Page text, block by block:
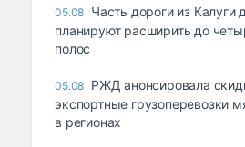
05.08 Часть дороги из Калуги
планируют расширить до
полос
05.08 РЖД анонсировала
экспортные грузоперевозки
в регионах